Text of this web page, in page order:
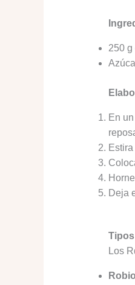
250 g
En
Deja
Los